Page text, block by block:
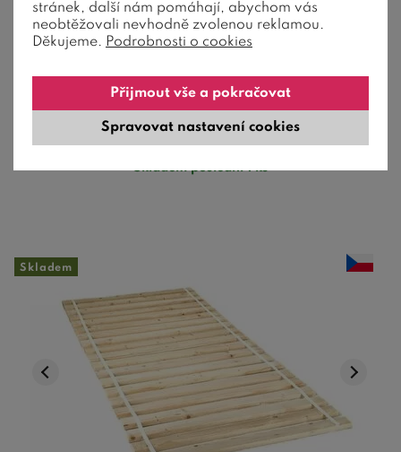
Lamelový rošt PRIMAFLEX 28 lamel
140x200
Lamelový rošt PRIMAFLEX 28 lamel 140x200 obsahuje 28
pružných lamel, uložených v rámu ...
3 024Kč
Skladem poslední 1 ks
Skladem
stránek, další nám pomáhají, abychom vás
neobtěžovali nevhodně zvolenou reklamou.
Děkujeme. Podrobnosti o cookies
Spravovat nastavení cookies
Přijmout vše a pokračovat